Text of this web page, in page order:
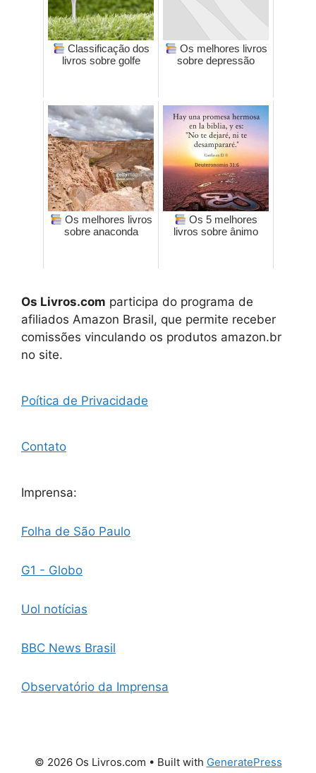
Classificação dos
livros sobre golfe
Os melhores livros
sobre depressão
Os melhores livros
sobre anaconda
Os 5 melhores
livros sobre ânimo
Os Livros.com participa do programa de
afiliados Amazon Brasil, que permite receber
comissões vinculando os produtos amazon.br
no site.
Poítica de Privacidade
Contato
Imprensa:
Folha de São Paulo
G1 - Globo
Uol notícias
BBC News Brasil
Observatório da Imprensa
© 2026 Os Livros.com • Built with GeneratePress